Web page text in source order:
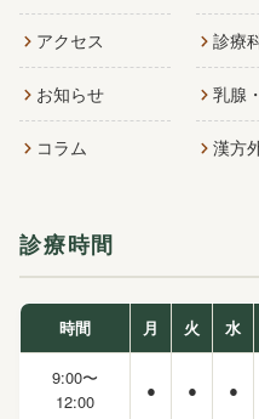
アクセス
お知らせ
コラム
診療
乳腺
漢方
診療時間
時間 月 火 水
9:00〜
12:00
● ● ●